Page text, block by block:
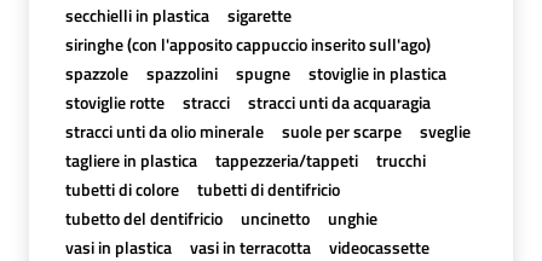
secchielli in plastica
sigarette
siringhe (con l'apposito cappuccio inserito sull'ago)
spazzole
spazzolini spugne
stoviglie in plastica
stoviglie rotte
stracci
stracci unti da acquaragia
stracci unti da olio minerale
suole per scarpe
sveglie
tagliere in plastica
tappezzeria/tappeti
trucchi
tubetti di colore
tubetti di dentifricio
tubetto del dentifricio
uncinetto
unghie
vasi in plastica
vasi in terracotta
videocassette